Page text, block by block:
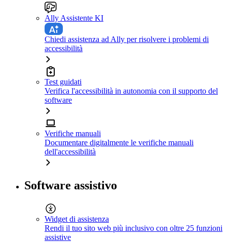
Ally Assistente KI
Chiedi assistenza ad Ally per risolvere i problemi di
accessibilità
Test guidati
Verifica l'accessibilità in autonomia con il supporto del
software
Verifiche manuali
Documentare digitalmente le verifiche manuali
dell'accessibilità
Software assistivo
Widget di assistenza
Rendi il tuo sito web più inclusivo con oltre 25 funzioni
assistive